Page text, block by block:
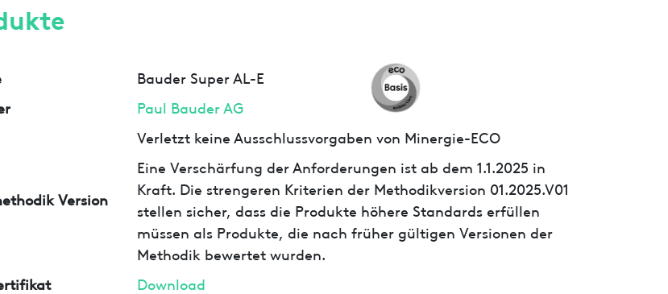
Bauder Super AL-E
Paul Bauder AG
Verletzt keine Ausschlussvorgaben von Minergie-ECO
Version
Eine Verschärfung der Anforderungen ist ab dem 1.1.2025 in
Kraft. Die strengeren Kriterien der Methodikversion 01.2025.V01
stellen sicher, dass die Produkte höhere Standards erfüllen
müssen als Produkte, die nach früher gültigen Versionen der
Methodik bewertet wurden.
Download